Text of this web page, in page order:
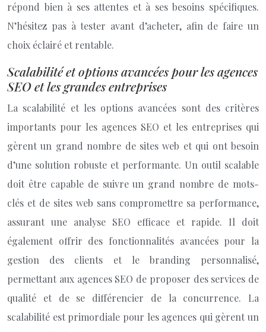
répond bien à ses attentes et à ses besoins spécifiques.
N’hésitez pas à tester avant d’acheter, afin de faire un
choix éclairé et rentable.
Scalabilité et options avancées pour les agences
SEO et les grandes entreprises
La scalabilité et les options avancées sont des critères
importants pour les agences SEO et les entreprises qui
gèrent un grand nombre de sites web et qui ont besoin
d’une solution robuste et performante. Un outil scalable
doit être capable de suivre un grand nombre de mots-
clés et de sites web sans compromettre sa performance,
assurant une analyse SEO efficace et rapide. Il doit
également offrir des fonctionnalités avancées pour la
gestion des clients et le branding personnalisé,
permettant aux agences SEO de proposer des services de
qualité et de se différencier de la concurrence. La
scalabilité est primordiale pour les agences qui gèrent un